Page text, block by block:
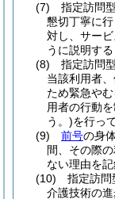
(7)
指定訪問
懇切丁寧に
対し、サー
うに説明する
(8)
指定訪問
当該利用者
ため緊急や
用者の行動
う。)を行っ
(9)
前号の身
間、その際
ない理由を
(10)
指定訪問
介護技術の